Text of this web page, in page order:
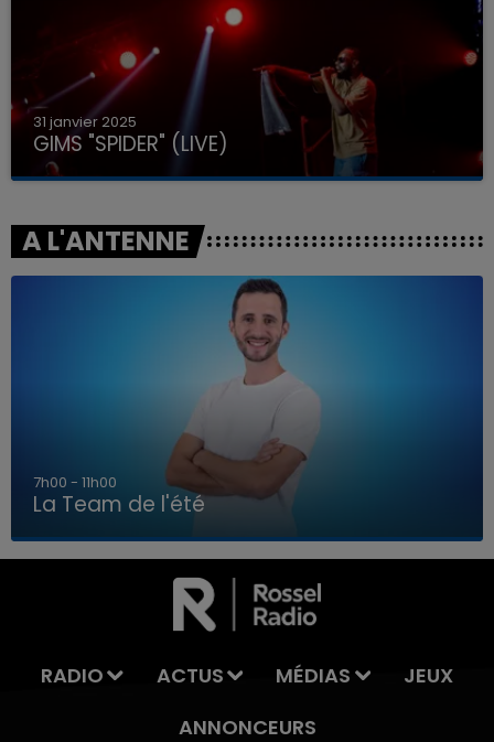
LA TEAM DE L'ÉTÉ
31 janvier 2025
GIMS "SPIDER" (LIVE)
A L'ANTENNE
7h00 - 11h00
La Team de l'été
RADIO ACTUS MÉDIAS
JEUX
ANNONCEURS